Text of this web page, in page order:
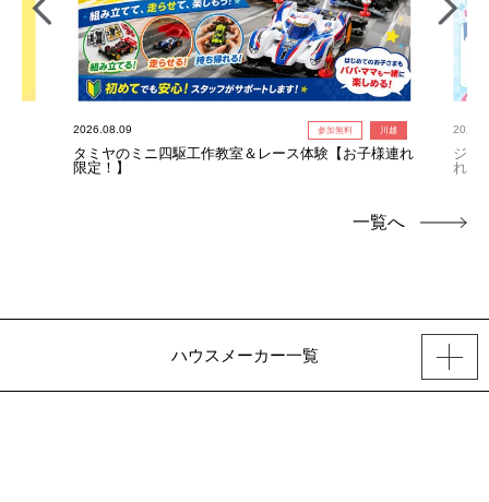
2026.08.09 参加無料 川越
タミヤのミニ四駆工作教室＆レース体験【お子様連れ
限定！】
ジャ
れ限
一覧へ
ハウスメーカー一覧